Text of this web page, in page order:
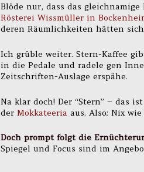
Blöde nur, dass das
Rösterei Wissmüller in
deren Räumlichkeiten hätten
Ich grüble weiter. Stern-Kaffee
in die Pedale und radele gen
Zeitschriften-Auslage erspähe.
Na klar doch! Der “Stern” – das
der Mokkateeria aus. Also: Nix
Doch prompt folgt die
Spiegel und Focus sind im